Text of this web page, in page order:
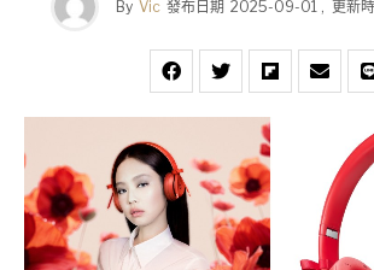
By Vic 發布日期 2025-09-01 , 更新